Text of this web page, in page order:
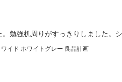
勉強机周りがすっきりしました。
イド ホワイトグレー 良品計画